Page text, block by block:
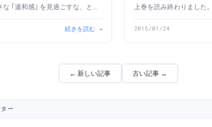
｢違和感｣ を見過ごすな、と言
方法は ｢ビジ...
続きを読む →
上巻を読み終わりました。 海賊とよばれた男 (上)
2015/01/24
← 新しい記事 古い記事 →
ー